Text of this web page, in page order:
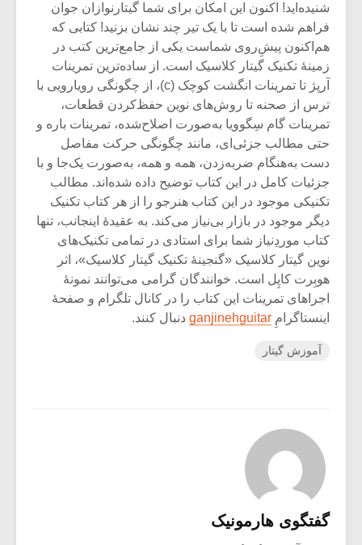
شنیده‌اید! اکنون این امکان برای شما گیتارنوازان جوان
فراهم شده است تا با یک تیر چند‌ نشان بزنید! کتابی که
هم‌اکنون پیشِ‌روی شماست یکی از جامع‌ترین کتب در
زمینۀ تکنیک گیتار کلاسیک است. از ساده‌ترین تمرینات
آرپژ تا تمرینات انگشت کوچک (c)، از چگونگی رویارویی با
ترس از صحنه تا روش‌های نوین حفظ‌کردن قطعات،
تمرینات گام سِگوویا به‌صورت اصلاح‌شده، تمرینات باره و
حتی مطالب جزئی‌ای، مانند چگونگی حرکت مفاصل
دست به‌هنگام ضربه‌زدن، همه و همه، به‌صورت یک‌جا و با
جزئیات کامل در این کتاب توضیح داده شده‌اند. مطالب
تکنیکی موجود در این کتاب هنرجو را از هر کتاب تکنیک
دیگر موجود در بازار بی‌نیاز می‌کند. به عقیدۀ اینجانب، تنها
کتاب موردِنیاز شما برای استادی در تمامی تکنیک‌های
نوین گیتار کلاسیک «گنجینۀ تکنیک گیتار کلاسیک»، اثر
هوبِرت کاپِل است. خوانندگان گرامی می‌توانند نمونۀ
اجرا‌های تمرینات این کتاب را در کانال‌ تلگرام و صفحۀ
اینستاگرامِ ganjinehguitar دنبال کنند.
آموزش گیتار
گفتگوی هارمونیک